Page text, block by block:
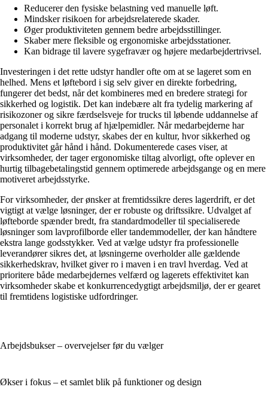
Reducerer den fysiske belastning ved manuelle løft.
Mindsker risikoen for arbejdsrelaterede skader.
Øger produktiviteten gennem bedre arbejdsstillinger.
Skaber mere fleksible og ergonomiske arbejdsstationer.
Kan bidrage til lavere sygefravær og højere medarbejdertrivsel.
Investeringen i det rette udstyr handler ofte om at se lageret som en
helhed. Mens et løftebord i sig selv giver en direkte forbedring,
fungerer det bedst, når det kombineres med en bredere strategi for
sikkerhed og logistik. Det kan indebære alt fra tydelig markering af
risikozoner og sikre færdselsveje for trucks til løbende uddannelse af
personalet i korrekt brug af hjælpemidler. Når medarbejderne har
adgang til moderne udstyr, skabes der en kultur, hvor sikkerhed og
produktivitet går hånd i hånd. Dokumenterede cases viser, at
virksomheder, der tager ergonomiske tiltag alvorligt, ofte oplever en
hurtig tilbagebetalingstid gennem optimerede arbejdsgange og en mere
motiveret arbejdsstyrke.
For virksomheder, der ønsker at fremtidssikre deres lagerdrift, er det
vigtigt at vælge løsninger, der er robuste og driftssikre. Udvalget af
løfteborde spænder bredt, fra standardmodeller til specialiserede
løsninger som lavprofilborde eller tandemmodeller, der kan håndtere
ekstra lange godsstykker. Ved at vælge udstyr fra professionelle
leverandører sikres det, at løsningerne overholder alle gældende
sikkerhedskrav, hvilket giver ro i maven i en travl hverdag. Ved at
prioritere både medarbejdernes velfærd og lagerets effektivitet kan
virksomheder skabe et konkurrencedygtigt arbejdsmiljø, der er gearet
til fremtidens logistiske udfordringer.
Arbejdsbukser – overvejelser før du vælger
Økser i fokus – et samlet blik på funktioner og design